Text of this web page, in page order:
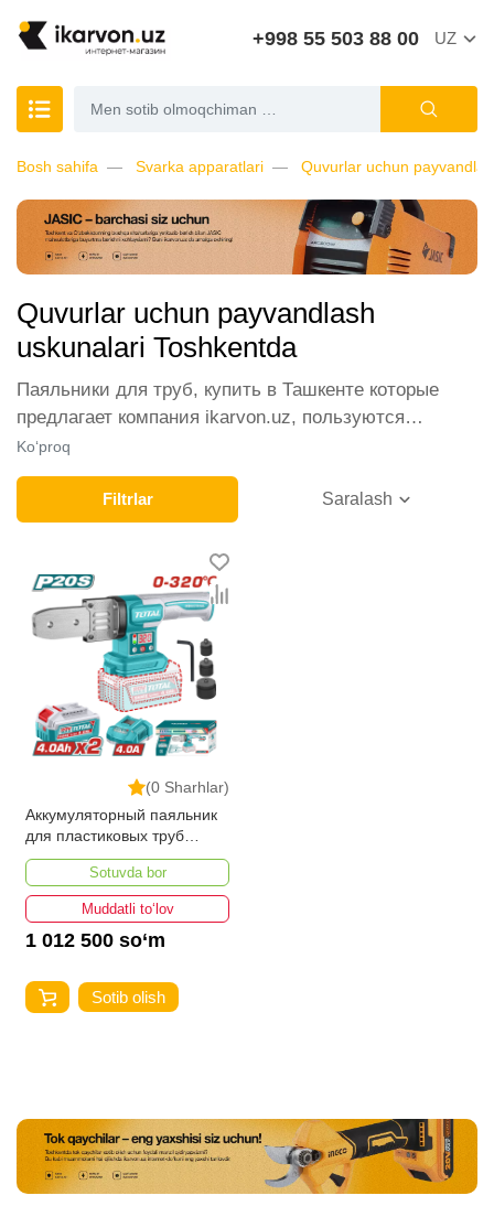
+998 55 503 88 00 UZ
Bosh sahifa Svarka apparatlari Quvurlar uchun
Quvurlar uchun payvandlash
uskunalari Toshkentda
Паяльники для труб, купить в Ташкенте которые
предлагает компания ikarvon.uz, пользуются
широким спросом среди наших клиентов. Мы
обеспечиваем лучшие условия продажи этой
категории товара. Паяльники для труб в интернет-
магазине представлены ведущими
производителями и брендами, список которых
постоянно расширяется. Мы доставляем товар в
любом количестве по всей территории страны. Все
это дополняет лучшая по Узбекистану стоимость,
Паяльники для труб от ikarvon.uz — это самый
широкий диапазон цен. Причем здесь представлена
оптимальная цена для каждой позиции из категории
Паяльники для труб.
Ko‘proq
Filtrlar Saralash
(0 Sharhlar)
Аккумуляторный паяльник
для пластиковых труб
TOTAL TWTLI20182
Sotuvda bor
Muddatli to‘lov
1 012 500 so‘m
Sotib olish